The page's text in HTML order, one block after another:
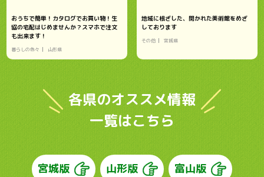
おうちで簡単！カタログでお買い物！生
協の宅配はじめませんか？スマホで注文
も出来ます！
暮らしの色々 山形県
地域に根ざした、開かれた美術館をめざ
しております
その他 宮城県
各県のオススメ情報
一覧はこちら
宮城版 山形版 富山版